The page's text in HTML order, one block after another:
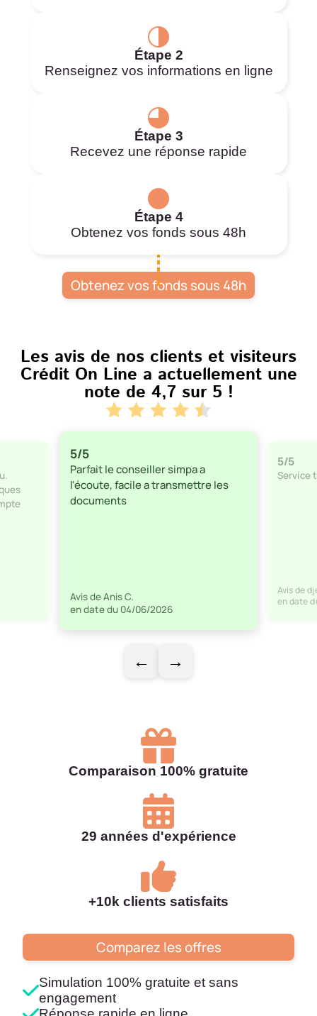
Étape 2
Renseignez vos informations en ligne
Étape 3
Recevez une réponse rapide
Étape 4
Obtenez vos fonds sous 48h
Obtenez vos fonds sous 48h
Les avis de nos clients et visiteurs
Crédit On Line a actuellement une
note de 4,7 sur 5!
5/5
Parfait le conseiller simpa a
l'écoute, facile a transmettre les
documents
Avis de Anis C.
en date du 04/06/2026
5/5
Service
Avis de
en date
← →
Comparaison 100% gratuite
29 années d'expérience
+10k clients satisfaits
Comparez les offres
Simulation 100% gratuite et sans
engagement